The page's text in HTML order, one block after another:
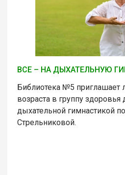
ВСЕ – НА ДЫХАТЕЛЬНУЮ
Библиотека №5 приглашает
возраста в группу здоровья
дыхательной гимнастикой
Стрельниковой.